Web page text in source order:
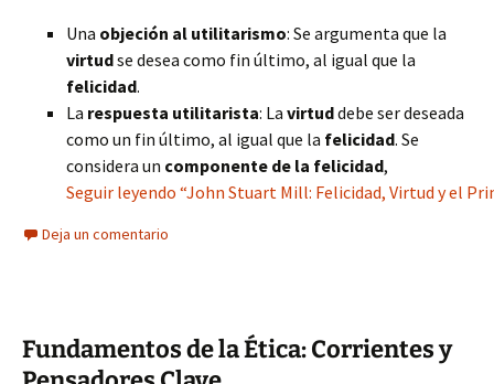
Una objeción al utilitarismo: Se argumenta que la
virtudse desea como fin último, al igual que la
felicidad.
La respuesta utilitarista: La virtuddebe ser deseada
como un fin último, al igual que la felicidad. Se
considera un componente de la felicidad,
Seguir leyendo “John Stuart Mill: Felicidad, Virtud y el
Deja un comentario
Fundamentos de la Ética: Corrientes y